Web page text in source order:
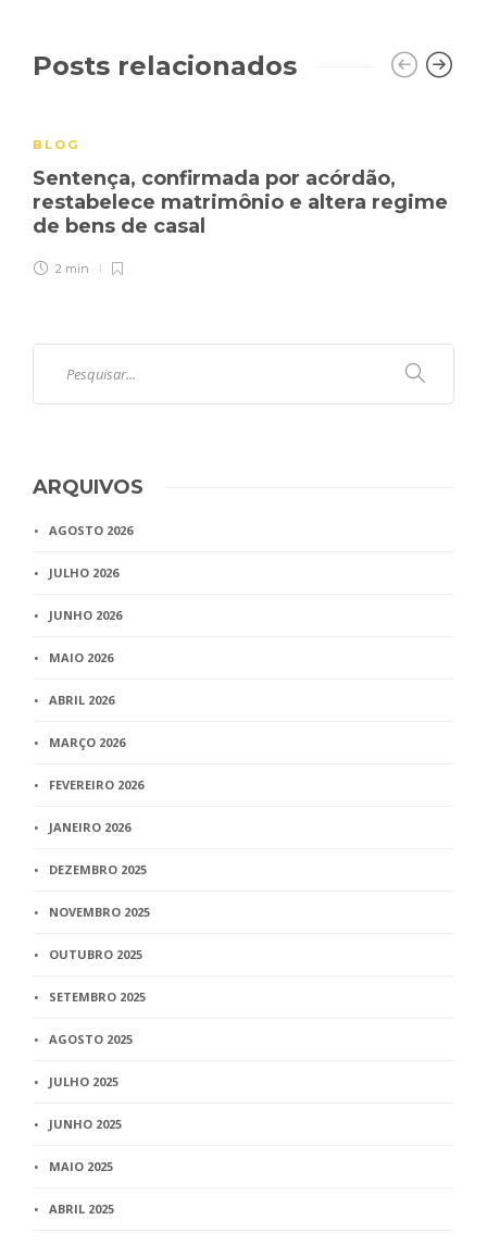
Posts relacionados
BLOG
Sentença, confirmada por acórdão,
restabelece matrimônio e altera regime
de bens de casal
2 min
ARQUIVOS
AGOSTO 2026
JULHO 2026
JUNHO 2026
MAIO 2026
ABRIL 2026
MARÇO 2026
FEVEREIRO 2026
JANEIRO 2026
DEZEMBRO 2025
NOVEMBRO 2025
OUTUBRO 2025
SETEMBRO 2025
AGOSTO 2025
JULHO 2025
JUNHO 2025
MAIO 2025
ABRIL 2025